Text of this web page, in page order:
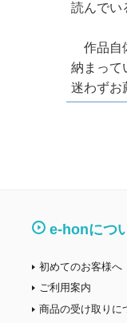
読んでい
作品自
納まって
迷わずお
e-honにつ
初めてのお客様へ
ご利用案内
商品の受け取りに